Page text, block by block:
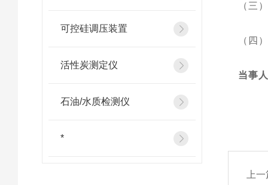
可控硅调压装置
活性炭测定仪
石油/水质检测仪
*
（三
（四
当事
上